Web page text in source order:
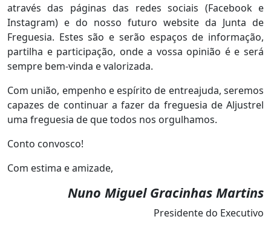
através das páginas das redes sociais (Facebook e
Instagram) e do nosso futuro website da Junta de
Freguesia. Estes são e serão espaços de informação,
partilha e participação, onde a vossa opinião é e será
sempre bem-vinda e valorizada.
Com união, empenho e espírito de entreajuda, seremos
capazes de continuar a fazer da freguesia de Aljustrel
uma freguesia de que todos nos orgulhamos.
Conto convosco!
Com estima e amizade,
Nuno Miguel Gracinhas Martins
Presidente do Executivo